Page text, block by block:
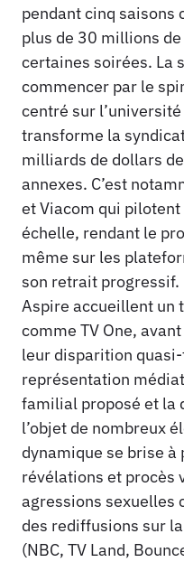
pendant cinq saisons
plus de 30 millions
certaines soirées. La
commencer par le
centré sur
transforme la
milliards de dollars
annexes. C’est
et Viacom qui
échelle, rendant le
même sur les
son retrait progressif.
Aspire accueillent un
comme TV One,
leur disparition
représentation
familial proposé et la
l’objet de nombreux
dynamique se brise à
révélations et procès
agressions sexuelles
des rediffusions sur
(NBC, TV Land,